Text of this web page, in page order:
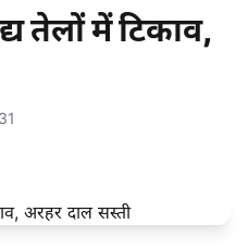
तेलों में टिकाव,